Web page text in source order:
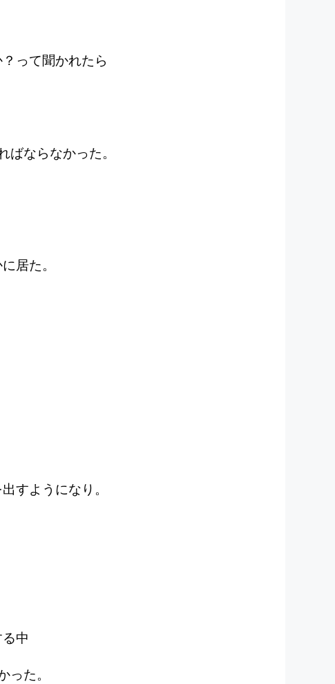
って聞かれたら
ならなかった。
居た。
すようになり。
中
た。